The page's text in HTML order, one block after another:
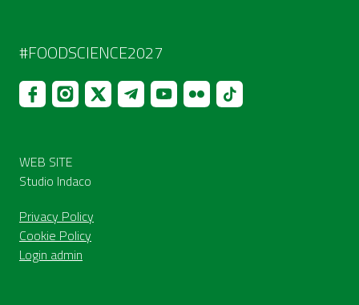
#FOODSCIENCE2027
WEB SITE
Studio Indaco
Privacy Policy
Cookie Policy
Login admin